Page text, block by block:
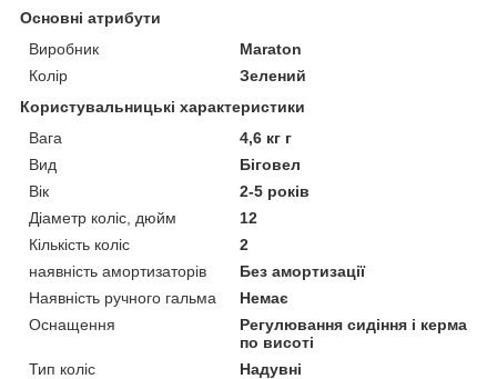
Основні атрибути
Виробник
Maraton
Колір
Зелений
Користувальницькі характеристики
Вага
4,6 кг г
Вид
Біговел
Вік
2-5 років
Діаметр коліс, дюйм
12
Кількість коліс
2
наявність амортизаторів
Без амортизації
Наявність ручного гальма
Немає
Оснащення
Регулювання сидіння і керма
по висоті
Тип коліс
Надувні